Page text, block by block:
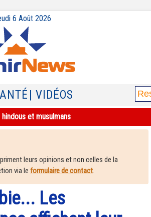
6 Août 2026
| VIDÉOS
et musulmans
leurs opinions et non celles de la
via le formulaire de contact.
Les